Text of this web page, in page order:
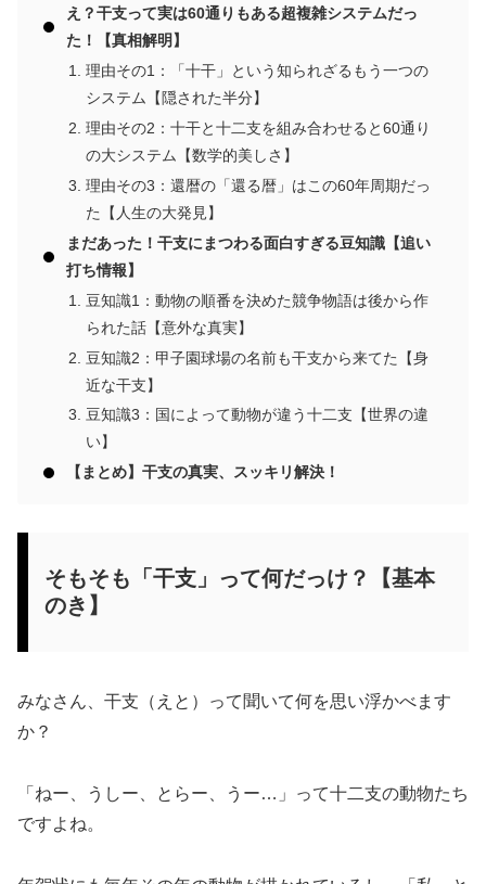
え？干支って実は60通りもある超複雑システムだっ
た！【真相解明】
理由その1：「十干」という知られざるもう一つの
システム【隠された半分】
理由その2：十干と十二支を組み合わせると60通り
の大システム【数学的美しさ】
理由その3：還暦の「還る暦」はこの60年周期だっ
た【人生の大発見】
まだあった！干支にまつわる面白すぎる豆知識【追い
打ち情報】
豆知識1：動物の順番を決めた競争物語は後から作
られた話【意外な真実】
豆知識2：甲子園球場の名前も干支から来てた【身
近な干支】
豆知識3：国によって動物が違う十二支【世界の違
い】
【まとめ】干支の真実、スッキリ解決！
そもそも「干支」って何だっけ？【基本
のき】
みなさん、干支（えと）って聞いて何を思い浮かべます
か？
「ねー、うしー、とらー、うー…」って十二支の動物たち
ですよね。